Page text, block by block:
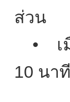
ส่วน
• เมื่
10 นา